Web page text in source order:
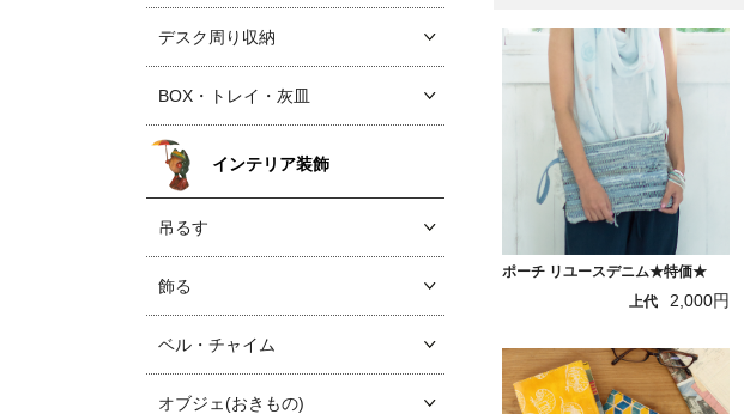
ポーチ リユースデニム★特価★
上代
2,000円
デスク周り収納
BOX・トレイ・灰皿
インテリア装飾
吊るす
飾る
ベル・チャイム
オブジェ(おきもの)